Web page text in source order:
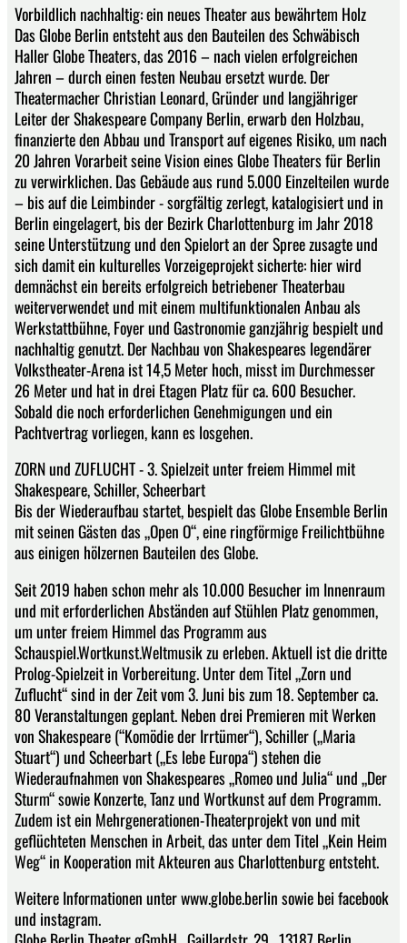
Vorbildlich nachhaltig: ein neues Theater aus bewährtem Holz
Das Globe Berlin entsteht aus den Bauteilen des Schwäbisch
Haller Globe Theaters, das 2016 – nach vielen erfolgreichen
Jahren – durch einen festen Neubau ersetzt wurde. Der
Theatermacher Christian Leonard, Gründer und langjähriger
Leiter der Shakespeare Company Berlin, erwarb den Holzbau,
finanzierte den Abbau und Transport auf eigenes Risiko, um nach
20 Jahren Vorarbeit seine Vision eines Globe Theaters für Berlin
zu verwirklichen. Das Gebäude aus rund 5.000 Einzelteilen wurde
– bis auf die Leimbinder - sorgfältig zerlegt, katalogisiert und in
Berlin eingelagert, bis der Bezirk Charlottenburg im Jahr 2018
seine Unterstützung und den Spielort an der Spree zusagte und
sich damit ein kulturelles Vorzeigeprojekt sicherte: hier wird
demnächst ein bereits erfolgreich betriebe­ner Theaterbau
weiterverwendet und mit einem multifunktionalen Anbau als
Werkstattbühne, Foyer und Gastronomie ganzjährig bespielt und
nachhaltig genutzt. Der Nachbau von Shakespeares legen­därer
Volkstheater-Arena ist 14,5 Meter hoch, misst im Durchmesser
26 Meter und hat in drei Etagen Platz für ca. 600 Besucher.
Sobald die noch erforderlichen Genehmigungen und ein
Pachtvertrag vor­liegen, kann es losgehen.
ZORN und ZUFLUCHT - 3. Spielzeit unter freiem Himmel mit
Shakespeare, Schiller, Scheerbart
Bis der Wiederaufbau startet, bespielt das Globe Ensemble Berlin
mit seinen Gästen das „Open O“, eine ringförmige Freilichtbühne
aus einigen hölzernen Bauteilen des Globe.
Seit 2019 haben schon mehr als 10.000 Besucher im Innenraum
und mit erforderlichen Abständen auf Stühlen Platz ge­nommen,
um unter freiem Himmel das Programm aus
Schauspiel.Wortkunst.Weltmusik zu erleben. Aktuell ist die dritte
Prolog-Spielzeit in Vorbereitung. Unter dem Titel „Zorn und
Zuflucht“ sind in der Zeit vom 3. Juni bis zum 18. September ca.
80 Veranstaltungen geplant. Neben drei Premieren mit Werken
von Shakespeare (“Komödie der Irrtümer“), Schiller („Maria
Stuart“) und Scheerbart („Es lebe Europa“) stehen die
Wiederaufnahmen von Shakespeares „Romeo und Julia“ und „Der
Sturm“ sowie Konzerte, Tanz und Wortkunst auf dem Programm.
Zudem ist ein Mehrgenerationen-Theaterprojekt von und mit
geflüchteten Menschen in Arbeit, das unter dem Titel „Kein Heim
Weg“ in Kooperation mit Akteuren aus Charlottenburg ent­steht.
Weitere Informationen unter www.globe.berlin sowie bei facebook
und instagram.